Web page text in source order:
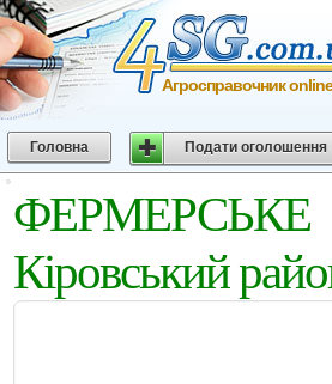
Агросправочник online
Головна Подати оголошення
Кіровський